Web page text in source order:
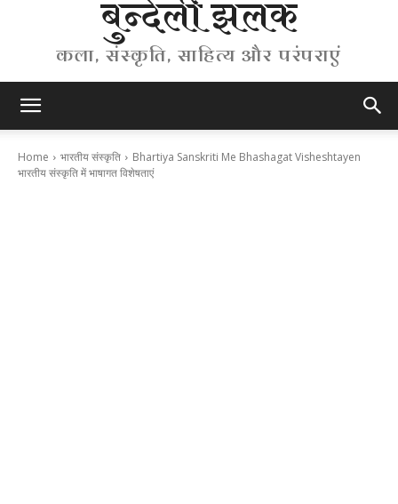
बुन्देली झलक
कला, संस्कृति, साहित्य और परंपराएं
Home भारतीय संस्कृति
Bhartiya Sanskriti Me Bhashagat Visheshtayen
भारतीय संस्कृति में भाषागत विशेषताएं